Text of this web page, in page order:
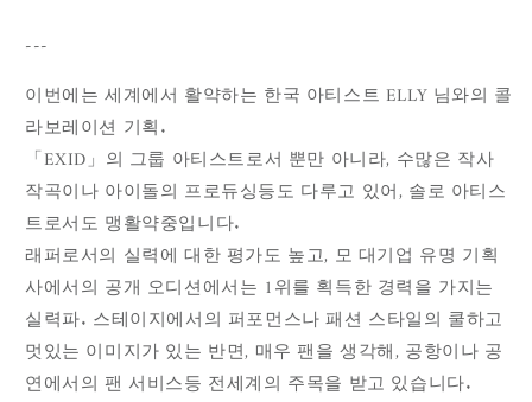
---
이번에는 세계에서 활약하는 한국 아티스트 ELLY 님와의 콜
라보레이션 기획.
「EXID」의 그룹 아티스트로서 뿐만 아니라, 수많은 작사
작곡이나 아이돌의 프로듀싱등도 다루고 있어, 솔로 아티스
트로서도 맹활약중입니다.
래퍼로서의 실력에 대한 평가도 높고, 모 대기업 유명 기획
사에서의 공개 오디션에서는 1위를 획득한 경력을 가지는
실력파. 스테이지에서의 퍼포먼스나 패션 스타일의 쿨하고
멋있는 이미지가 있는 반면, 매우 팬을 생각해, 공항이나 공
연에서의 팬 서비스등 전세계의 주목을 받고 있습니다.